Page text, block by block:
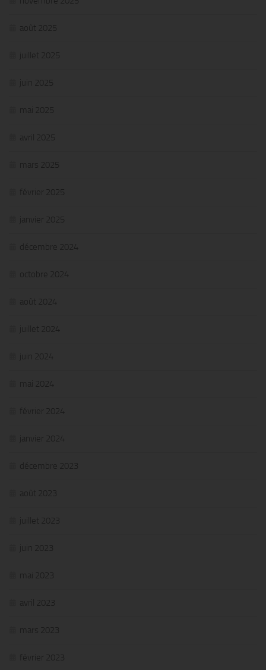
août 2025
juillet 2025
juin 2025
mai 2025
avril 2025
mars 2025
février 2025
janvier 2025
décembre 2024
octobre 2024
août 2024
juillet 2024
juin 2024
mai 2024
février 2024
janvier 2024
décembre 2023
août 2023
juillet 2023
juin 2023
mai 2023
avril 2023
mars 2023
février 2023